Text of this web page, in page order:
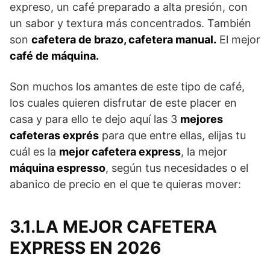
expreso, un café preparado a alta presión, con
un sabor y textura más concentrados. También
son cafetera de brazo, cafetera manual. El mejor
café de máquina.
Son muchos los amantes de este tipo de café,
los cuales quieren disfrutar de este placer en
casa y para ello te dejo aquí las 3 mejores
cafeteras exprés para que entre ellas, elijas tu
cuál es la mejor cafetera express, la mejor
máquina espresso, según tus necesidades o el
abanico de precio en el que te quieras mover:
3.1.LA MEJOR CAFETERA
EXPRESS EN 2026